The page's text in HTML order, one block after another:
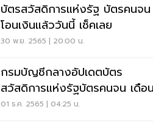
บัตรสวัสดิการแห่งรัฐ บัตรคนจน
โอนเงินแล้ววันนี้ เช็คเลย
30 พ.ย. 2565 | 20:00 น.
กรมบัญชีกลางอัปเดตบัตร
สวัสดิการแห่งรัฐบัตรคนจน เดือน
ธ.ค. 65 จ่ายอะไรบ้าง
01 ธ.ค. 2565 | 04:25 น.